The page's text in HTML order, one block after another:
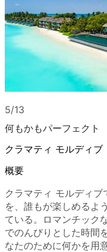
5/13
何もかもパーフェクト
クラマティ モルディブ
概要
クラマティ モルディブ
を、誰もが楽しめるよ
ている。ロマンチック
でのんびりとした時間
なたのために何かを用